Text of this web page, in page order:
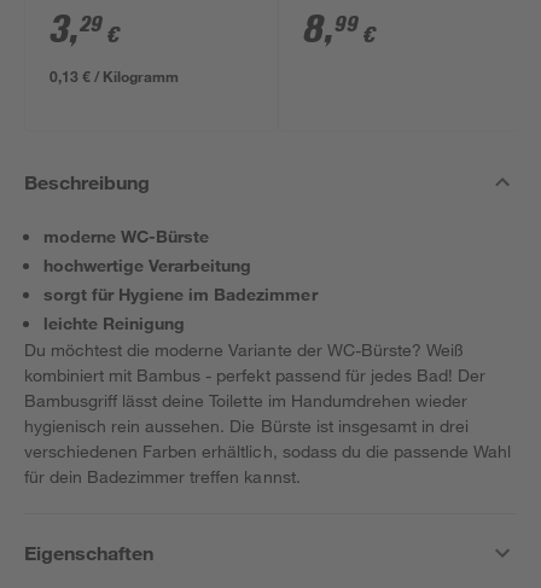
3,29 €
0,13 € / Kilogramm
mm
8,99 €
Beschreibung
moderne WC-Bürste
hochwertige Verarbeitung
sorgt für Hygiene im Badezimmer
leichte Reinigung
Du möchtest die moderne Variante der WC-Bürste? Weiß
kombiniert mit Bambus - perfekt passend für jedes Bad! Der
Bambusgriff lässt deine Toilette im Handumdrehen wieder
hygienisch rein aussehen. Die Bürste ist insgesamt in drei
verschiedenen Farben erhältlich, sodass du die passende Wahl
für dein Badezimmer treffen kannst.
Eigenschaften